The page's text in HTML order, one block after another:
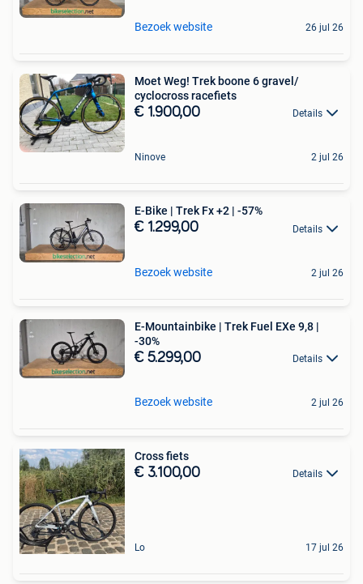
Bezoek website 26 jul 26
Moet Weg! Trek boone 6 gravel/
cyclocross racefiets
€ 1.900,00 Details
Ninove 2 jul 26
E-Bike | Trek Fx +2 | -57%
€ 1.299,00 Details
Bezoek website 2 jul 26
E-Mountainbike | Trek Fuel EXe 9,8 |
-30%
€ 5.299,00 Details
Bezoek website 2 jul 26
Cross fiets
€ 3.100,00 Details
Lo 17 jul 26